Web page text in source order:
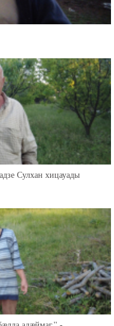
Сулхан хицауады